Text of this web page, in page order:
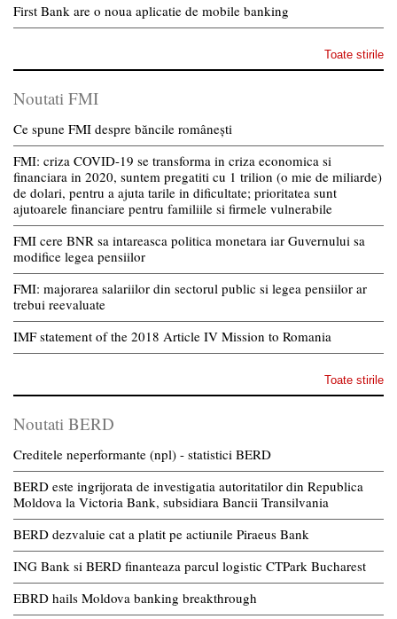
First Bank are o noua aplicatie de mobile banking
Toate stirile
Noutati FMI
Ce spune FMI despre băncile românești
FMI: criza COVID-19 se transforma in criza economica si
financiara in 2020, suntem pregatiti cu 1 trilion (o mie de miliarde)
de dolari, pentru a ajuta tarile in dificultate; prioritatea sunt
ajutoarele financiare pentru familiile si firmele vulnerabile
FMI cere BNR sa intareasca politica monetara iar Guvernului sa
modifice legea pensiilor
FMI: majorarea salariilor din sectorul public si legea pensiilor ar
trebui reevaluate
IMF statement of the 2018 Article IV Mission to Romania
Toate stirile
Noutati BERD
Creditele neperformante (npl) - statistici BERD
BERD este ingrijorata de investigatia autoritatilor din Republica
Moldova la Victoria Bank, subsidiara Bancii Transilvania
BERD dezvaluie cat a platit pe actiunile Piraeus Bank
ING Bank si BERD finanteaza parcul logistic CTPark Bucharest
EBRD hails Moldova banking breakthrough